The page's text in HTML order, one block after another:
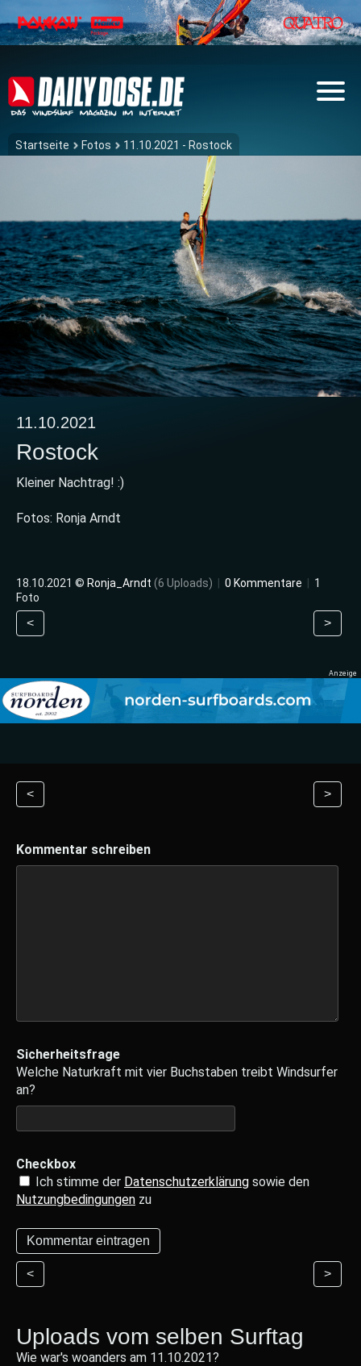
Startseite Fotos 11.10.2021 - Rostock
11.10.2021
Rostock
Kleiner Nachtrag! :)
Fotos: Ronja Arndt
18.10.2021 © Ronja_Arndt (6 Uploads) 0 Kommentare
1
Foto
< >
< >
Kommentar schreiben
Sicherheitsfrage
Welche Naturkraft mit vier Buchstaben treibt Windsurfer
an?
Checkbox
Ich stimme der Datenschutzerklärung sowie den
Nutzungbedingungen zu
< >
Uploads vom selben Surftag
Wie war's woanders am 11.10.2021?